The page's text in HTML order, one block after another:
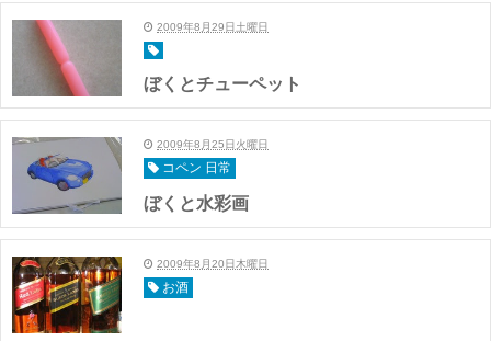
2009年8月29日土曜日
ぼくとチューペット
2009年8月25日火曜日
コペン 日常
ぼくと水彩画
2009年8月20日木曜日
お酒